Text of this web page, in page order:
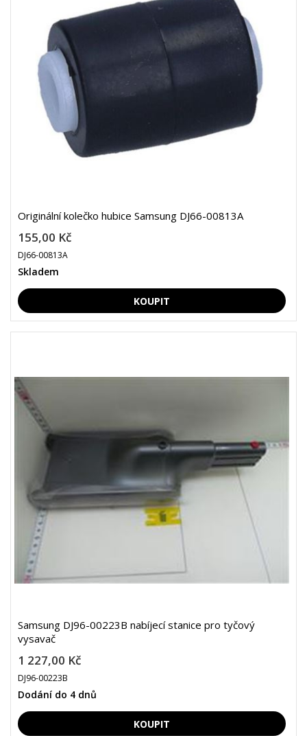
Originální kolečko hubice Samsung DJ66-00813A
155,00 Kč
DJ66-00813A
Skladem
Samsung DJ96-00223B nabíjecí stanice pro tyčový
vysavač
1 227,00 Kč
DJ96-00223B
Dodání do 4 dnů